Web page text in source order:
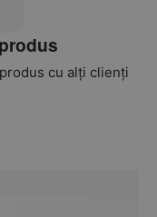
cu alți clienți